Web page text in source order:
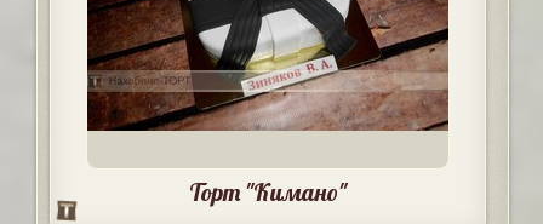
Торт "Кимано"